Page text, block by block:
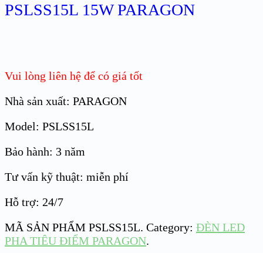
PSLSS15L 15W PARAGON
Vui lòng liên hệ để có giá tốt
Nhà sản xuất: PARAGON
Model: PSLSS15L
Bảo hành: 3 năm
Tư vấn kỹ thuật: miễn phí
Hỗ trợ: 24/7
MÃ SẢN PHẨM PSLSS15L. Category: ĐÈN LED
PHA TIÊU ĐIỂM PARAGON.